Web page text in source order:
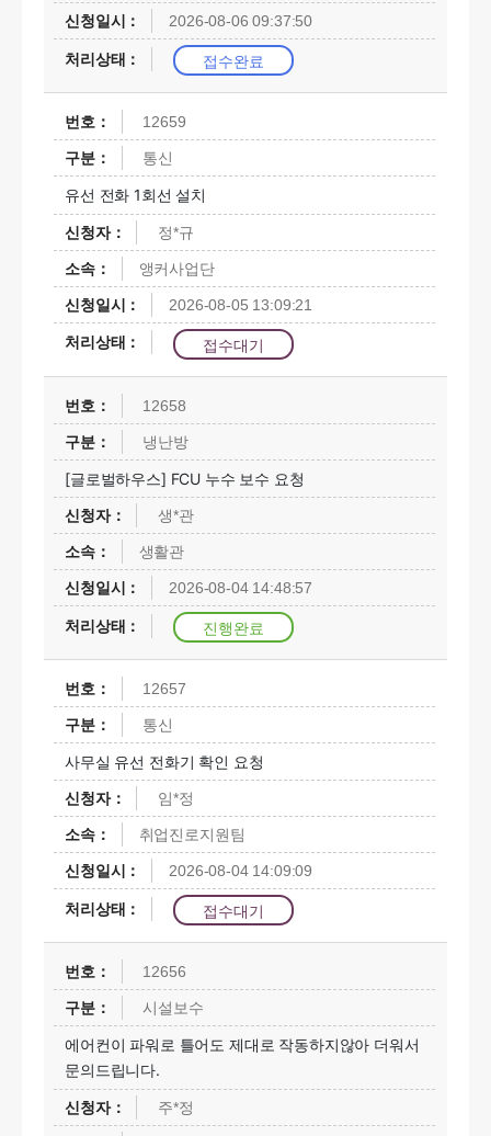
2026-08-06 09:37:50
접수완료
12659
통신
유선 전화 1회선 설치
정*규
앵커사업단
2026-08-05 13:09:21
접수대기
12658
냉난방
[글로벌하우스] FCU 누수 보수 요청
생*관
생활관
2026-08-04 14:48:57
진행완료
12657
통신
사무실 유선 전화기 확인 요청
임*정
취업진로지원팀
2026-08-04 14:09:09
접수대기
12656
시설보수
에어컨이 파워로 틀어도 제대로 작동하지않아 더워서
문의드립니다.
주*정